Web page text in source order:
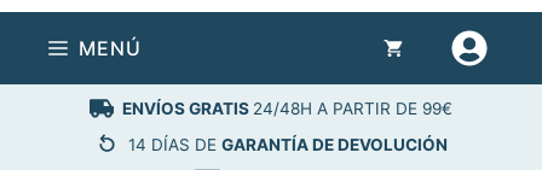
MENÚ
ENVÍOS GRATIS 24/48H A PARTIR DE 99€
14 DÍAS DE GARANTÍA DE DEVOLUCIÓN